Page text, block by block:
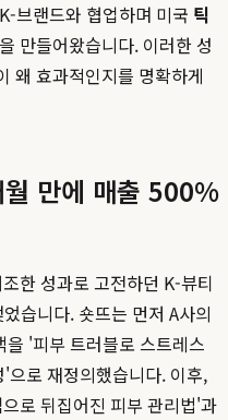
브랜드와 협업하며 미국 틱
만들어왔습니다. 이러한 성
왜 효과적인지를 명확하게
만에 매출 500%
한 성과로 고전하던 K-뷰티
습니다. 숏뜨는 먼저 A사의
'피부 트러블로 스트레스
로 재정의했습니다. 이후,
로 뒤집어진 피부 관리법'과